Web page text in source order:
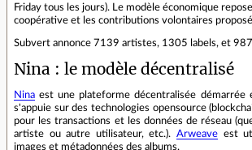
Friday tous les jours). Le modèle économique
coopérative et les contributions volontaires
Subvert annonce 7139 artistes, 1305 labels, et
Nina : le modèle décentralisé
Nina est une plateforme décentralisée
s'appuie sur des technologies opensource
pour les transactions et les données de réseau
artiste ou autre utilisateur, etc.). Arweave est
images et métadonnées des albums.